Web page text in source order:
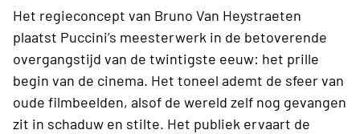
Het regieconcept van Bruno Van Heystraeten
plaatst Puccini’s meesterwerk in de betoverende
overgangstijd van de twintigste eeuw: het prille
begin van de cinema. Het toneel ademt de sfeer van
oude filmbeelden, alsof de wereld zelf nog gevangen
zit in schaduw en stilte. Het publiek ervaart de